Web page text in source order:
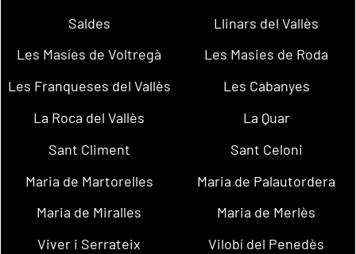
Saldes
Llinars del Vallès
Les Masíes de Voltregà
Les Masies de Roda
Les Franqueses del Vallès
Les Cabanyes
La Roca del Vallès
La Quar
Sant Climent
Sant Celoni
Maria de Martorelles
Maria de Palautordera
Maria de Miralles
Maria de Merlès
Viver i Serrateix
Vilobí del Penedès